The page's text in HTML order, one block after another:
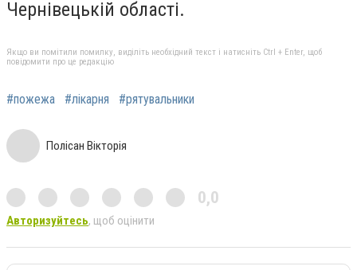
Чернівецькій області.
Якщо ви помітили помилку, виділіть необхідний текст і натисніть Ctrl + Enter, щоб
повідомити про це редакцію
#пожежа #лікарня #рятувальники
Полісан Вікторія
0,0
Авторизуйтесь, щоб оцінити